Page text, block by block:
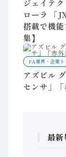
ジェイテ
ローラ 「
搭載で機
集】
FA業界・企業ト
アズビル
センサ」「
最新